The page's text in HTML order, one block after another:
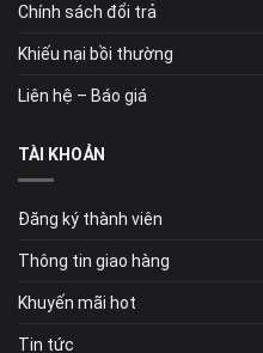
Chính sách đổi trả
Khiếu nại bồi thường
Liên hệ – Báo giá
TÀI KHOẢN
Đăng ký thành viên
Thông tin giao hàng
Khuyến mãi hot
Tin tức